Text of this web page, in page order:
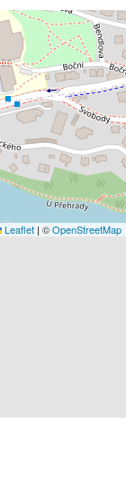
Leaflet|©OpenStreetMap